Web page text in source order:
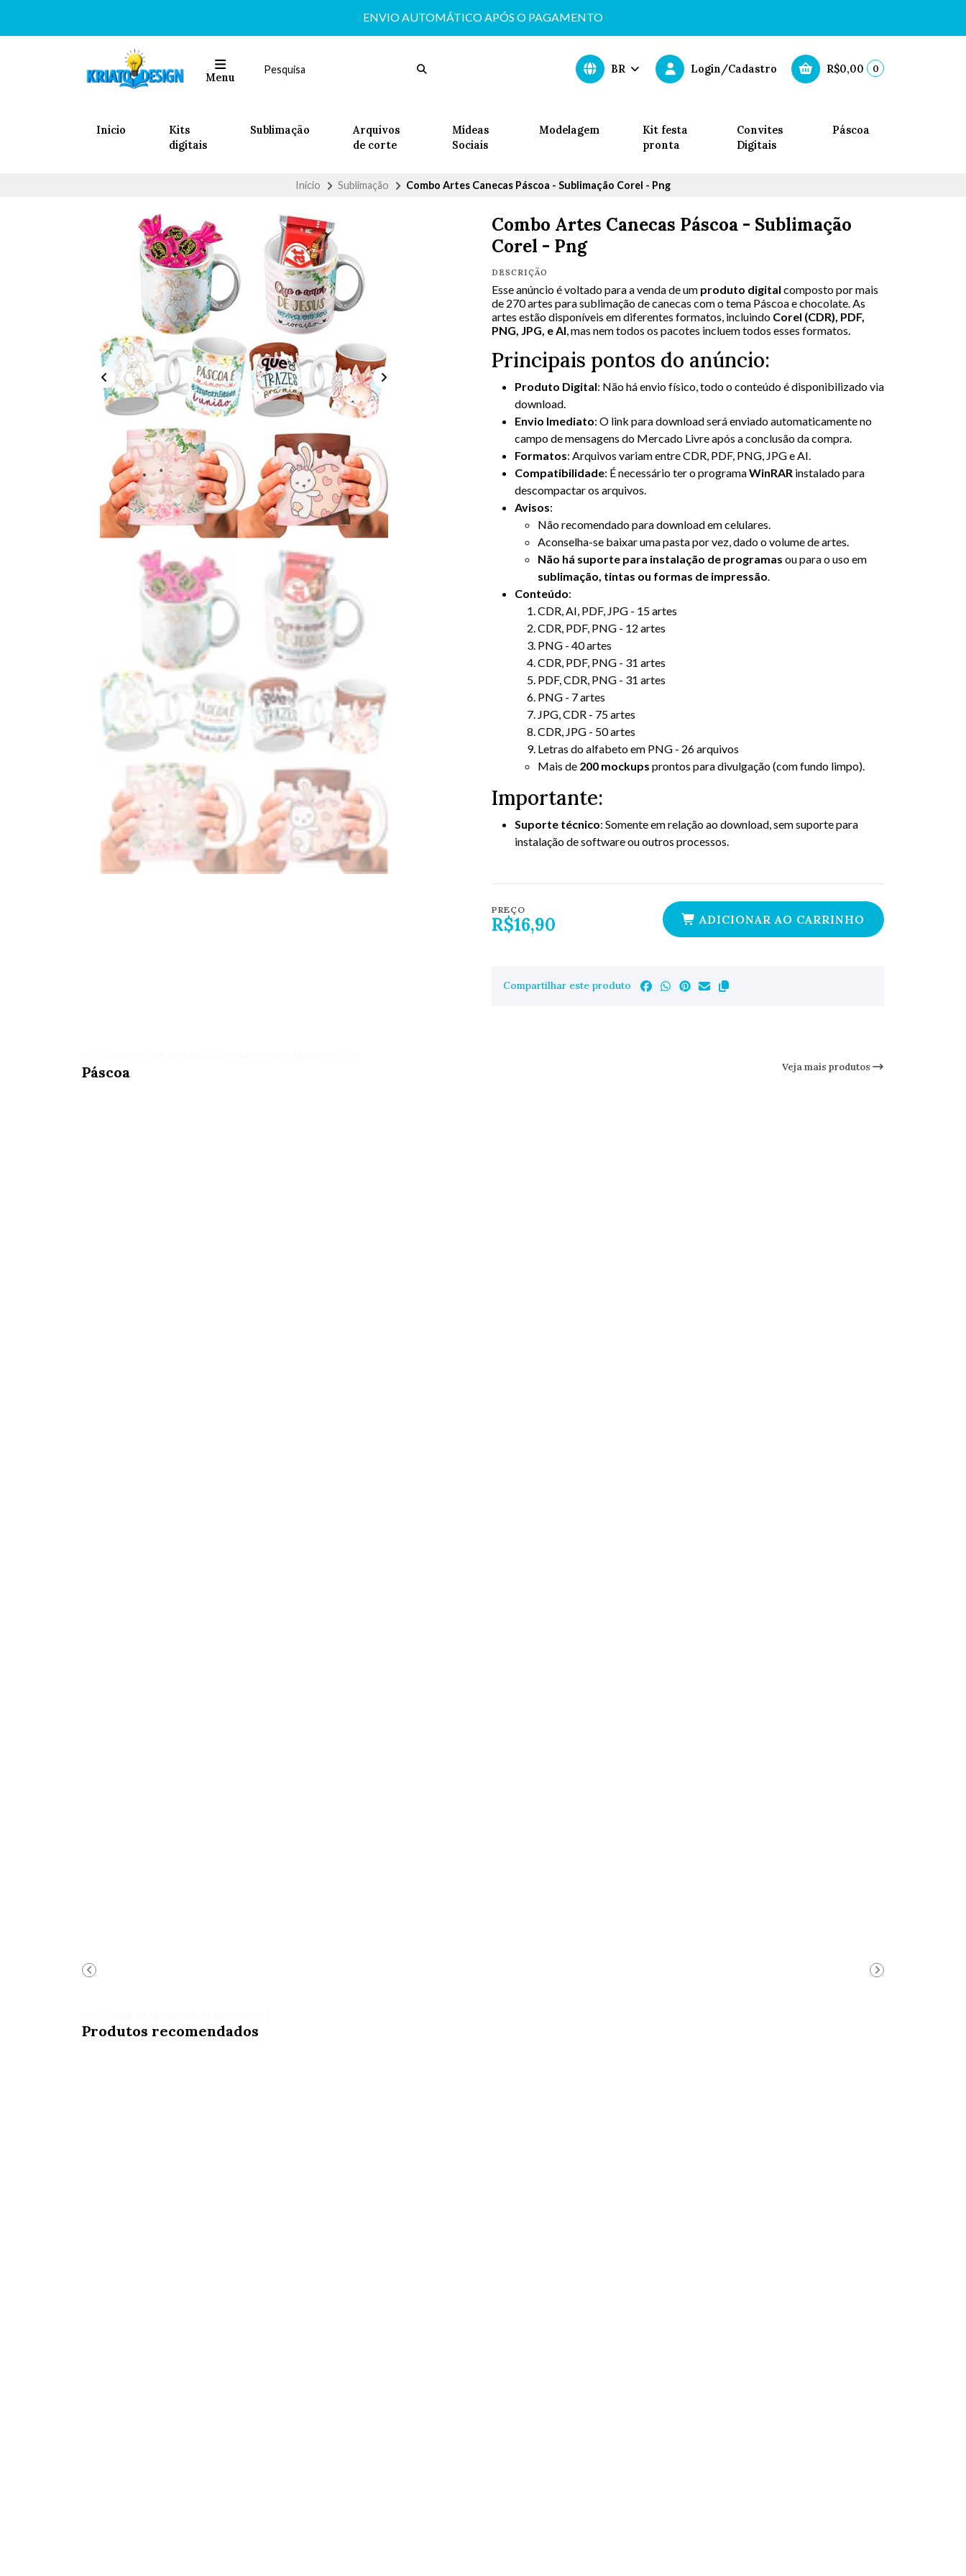
ENVIO AUTOMÁTICO APÓS O PAGAMENTO
Menu
BR Login/Cadastro R$0,00 0
Inicio
Kits
digitais
Sublimação
Arquivos
de corte
Mídeas
Sociais
Modelagem
Kit festa
pronta
Convites
Digitais
Páscoa
Início Sublimação Combo Artes Canecas Páscoa - Sublimação Corel - Png
Combo Artes Canecas Páscoa - Sublimação
Corel - Png
DESCRIÇÃO
Esse anúncio é voltado para a venda de um produto digital composto por mais
de 270 artes para sublimação de canecas com o tema Páscoa e chocolate. As
artes estão disponíveis em diferentes formatos, incluindo Corel (CDR), PDF,
PNG, JPG, e AI, mas nem todos os pacotes incluem todos esses formatos.
Principais pontos do anúncio:
Produto Digital: Não há envio físico, todo o conteúdo é disponibilizado via
download.
Envio Imediato: O link para download será enviado automaticamente no
campo de mensagens do Mercado Livre após a conclusão da compra.
Formatos: Arquivos variam entre CDR, PDF, PNG, JPG e AI.
Compatibilidade: É necessário ter o programaWinRAR instalado para
descompactar os arquivos.
Avisos:
Não recomendado para download em celulares.
Aconselha-se baixar uma pasta por vez, dado o volume de artes.
Não há suporte para instalação de programas ou para o uso em
sublimação, tintas ou formas de impressão.
Conteúdo:
CDR, AI, PDF, JPG - 15 artes
CDR, PDF, PNG - 12 artes
PNG - 40 artes
CDR, PDF, PNG - 31 artes
PDF, CDR, PNG - 31 artes
PNG - 7 artes
JPG, CDR - 75 artes
CDR, JPG - 50 artes
Letras do alfabeto em PNG - 26 arquivos
Mais de 200 mockups prontos para divulgação (com fundo limpo).
Importante:
Suporte técnico: Somente em relação ao download, sem suporte para
instalação de software ou outros processos.
PREÇO
R$16,90 ADICIONAR AO CARRINHO
Compartilhar este produto
Páscoa Veja mais produtos
Produtos recomendados